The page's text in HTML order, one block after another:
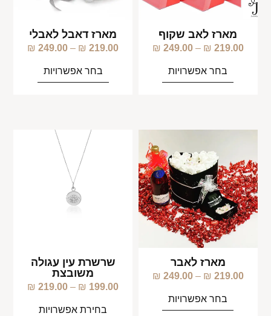
מארז לאב שקוף
219.00
₪
–
249.00
₪
בחר אפשרויות
מארז דאבל לאבלי
219.00
₪
–
249.00
₪
בחר אפשרויות
מארז לאבר
219.00
₪
–
249.00
₪
בחר אפשרויות
שרשרת עין עגולה
משובצת
199.00
₪
–
219.00
₪
בחירת אפשרויות